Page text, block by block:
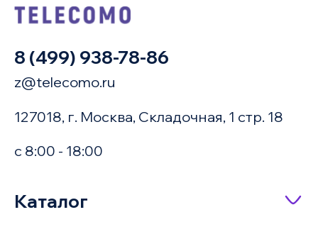
8 (499) 938-78-86
z@telecomo.ru
127018, г. Москва, Складочная, 1 стр. 18
с 8:00 - 18:00
Каталог